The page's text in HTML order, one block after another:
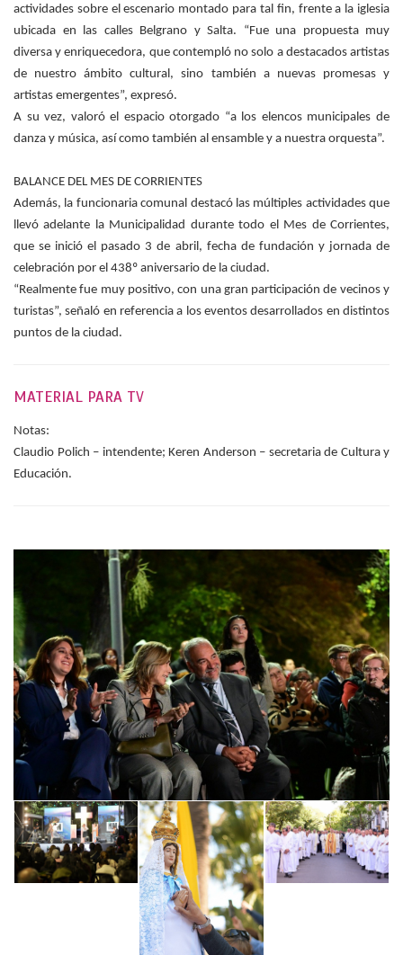
actividades sobre el escenario montado para tal fin, frente a la iglesia
ubicada en las calles Belgrano y Salta. “Fue una propuesta muy
diversa y enriquecedora, que contempló no solo a destacados artistas
de nuestro ámbito cultural, sino también a nuevas promesas y
artistas emergentes”, expresó.
A su vez, valoró el espacio otorgado “a los elencos municipales de
danza y música, así como también al ensamble y a nuestra orquesta”.
BALANCE DEL MES DE CORRIENTES
Además, la funcionaria comunal destacó las múltiples actividades que
llevó adelante la Municipalidad durante todo el Mes de Corrientes,
que se inició el pasado 3 de abril, fecha de fundación y jornada de
celebración por el 438º aniversario de la ciudad.
“Realmente fue muy positivo, con una gran participación de vecinos y
turistas”, señaló en referencia a los eventos desarrollados en distintos
puntos de la ciudad.
MATERIAL PARA TV
Notas:
Claudio Polich – intendente; Keren Anderson – secretaria de Cultura y
Educación.